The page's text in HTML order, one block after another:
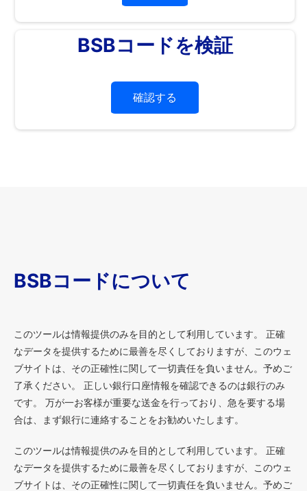
BSBコードを検証
確認する
BSBコードについて
このツールは情報提供のみを目的として利用しています。 正確
なデータを提供するために最善を尽くしておりますが、このウェ
ブサイトは、その正確性に関して一切責任を負いません。予めご
了承ください。 正しい銀行口座情報を確認できるのは銀行のみ
です。 万が一お客様が重要な送金を行っており、急を要する場
合は、まず銀行に連絡することをお勧めいたします。
このツールは情報提供のみを目的として利用しています。 正確
なデータを提供するために最善を尽くしておりますが、このウェ
ブサイトは、その正確性に関して一切責任を負いません。予めご